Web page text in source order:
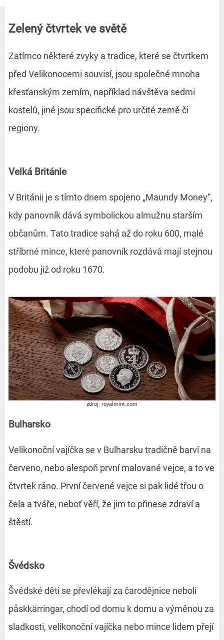
Zelený čtvrtek ve světě
Zatímco některé zvyky a tradice, které se čtvrtkem
před Velikonocemi souvisí, jsou společné mnoha
křesťanským zemím, například návštěva sedmi
kostelů, jiné jsou specifické pro určité země či
regiony.
Velká Británie
V Británii je s tímto dnem spojeno „Maundy Money“,
kdy panovník dává symbolickou almužnu starším
občanům. Tato tradice sahá až do roku 600, malé
stříbrné mince, které panovník rozdává mají stejnou
podobu již od roku 1670.
zdroj: royalmint.com
Bulharsko
Velikonoční vajíčka se v Bulharsku tradičně barví na
červeno, nebo alespoň první malované vejce, a to ve
čtvrtek ráno. První červené vejce si pak lidé třou o
čela a tváře, neboť věří, že jim to přinese zdraví a
štěstí.
Švédsko
Švédské děti se převlékají za čarodějnice neboli
påskkärringar, chodí od domu k domu a výměnou za
sladkosti, velikonoční vajíčka nebo mince lidem přejí